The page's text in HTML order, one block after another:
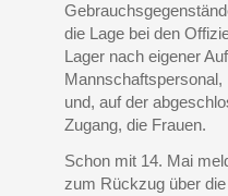
die Lage bei den
Lager nach eigener
und, auf der
Zugang, die Frauen.
Schon mit 14. Mai
zum Rückzug über